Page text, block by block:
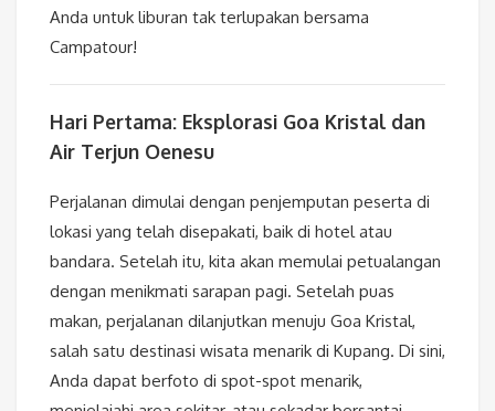
Anda untuk liburan tak terlupakan bersama
Campatour!
Hari Pertama: Eksplorasi Goa Kristal dan
Air Terjun Oenesu
Perjalanan dimulai dengan penjemputan peserta di
lokasi yang telah disepakati, baik di hotel atau
bandara. Setelah itu, kita akan memulai petualangan
dengan menikmati sarapan pagi. Setelah puas
makan, perjalanan dilanjutkan menuju Goa Kristal,
salah satu destinasi wisata menarik di Kupang. Di sini,
Anda dapat berfoto di spot-spot menarik,